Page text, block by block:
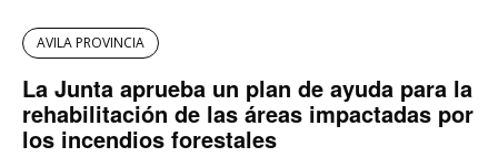
AVILA PROVINCIA
La Junta aprueba un plan de ayuda para la
rehabilitación de las áreas impactadas por
los incendios forestales